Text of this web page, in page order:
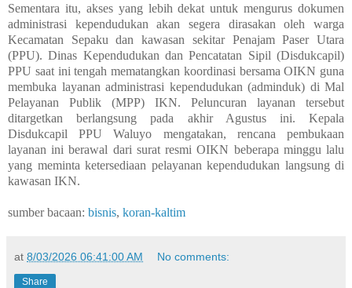
Sementara itu, akses yang lebih dekat untuk mengurus dokumen
administrasi kependudukan akan segera dirasakan oleh warga
Kecamatan Sepaku dan kawasan sekitar Penajam Paser Utara
(PPU). Dinas Kependudukan dan Pencatatan Sipil (Disdukcapil)
PPU saat ini tengah mematangkan koordinasi bersama OIKN guna
membuka layanan administrasi kependudukan (adminduk) di Mal
Pelayanan Publik (MPP) IKN. Peluncuran layanan tersebut
ditargetkan berlangsung pada akhir Agustus ini. Kepala
Disdukcapil PPU Waluyo mengatakan, rencana pembukaan
layanan ini berawal dari surat resmi OIKN beberapa minggu lalu
yang meminta ketersediaan pelayanan kependudukan langsung di
kawasan IKN.
sumber bacaan: bisnis, koran-kaltim
at 8/03/2026 06:41:00 AM No comments:
Share